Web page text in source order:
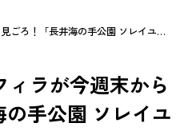
約55万本のネモフィラが今週末から見ごろ！「長井海の手公園 ソレイユの丘」でGWは青い絨毯と春限定フードを満喫 ｜ 神奈川県横須賀市
ィラが今週末から
手公園 ソレイユ